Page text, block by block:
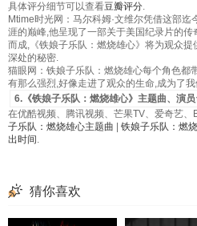
具体评分细节可以查看豆瓣评分.
Mtime时光网：马尔科姆·文维尔凭借这部
涯的巅峰,他呈现了一部关于美国纪录片的
而成,《铁娘子乐队：燃烧雄心》将为观众
深处的秘密.
猫眼网：铁娘子乐队：燃烧雄心每个角色都
有那么强烈,好像走进了观众的生命,成为了
6.《铁娘子乐队：燃烧雄心》主题曲、演
在优酷视频、腾讯视频、芒果TV、爱奇艺、
子乐队：燃烧雄心主题曲
铁娘子乐队：燃
出时间 .
猜你喜欢